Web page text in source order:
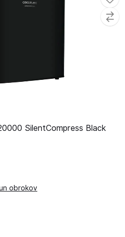
SilentCompress Black
obrokov